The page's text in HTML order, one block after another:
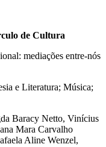
de Cultura
mediações entre-nós
e Literatura; Música;
Baracy Netto, Vinícius
Mara Carvalho
Aline Wenzel,